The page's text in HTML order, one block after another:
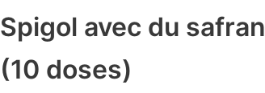
Spigol avec du safran
(10 doses)